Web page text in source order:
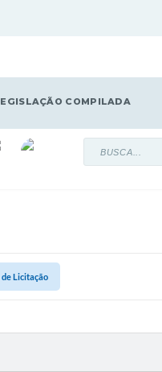
COMPILADA
Licitação